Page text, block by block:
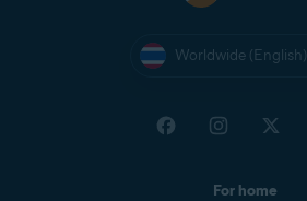
Worldwide (English)
For home